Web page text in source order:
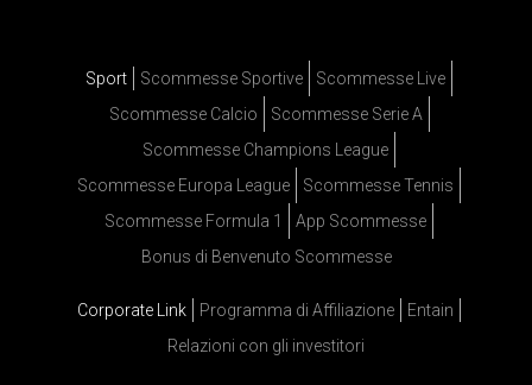
Sport Scommesse Sportive
Scommesse Live
Scommesse Calcio
Scommesse Serie A
Scommesse Champions League
Scommesse Europa League
Scommesse Tennis
Scommesse Formula 1
App Scommesse
Bonus di Benvenuto Scommesse
Corporate Link Programma di Affiliazione
Entain
Relazioni con gli investitori